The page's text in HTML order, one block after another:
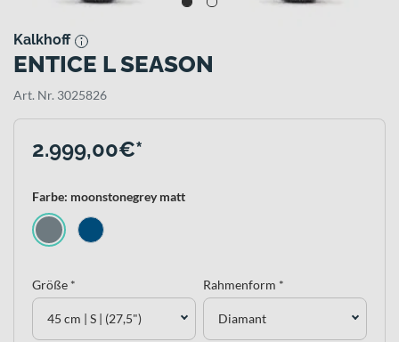
Kalkhoff
ENTICE L SEASON
Art. Nr. 3025826
2.999,00€*
Farbe: moonstonegrey matt
Größe *
45 cm | S | (27,5")
Rahmenform *
Diamant